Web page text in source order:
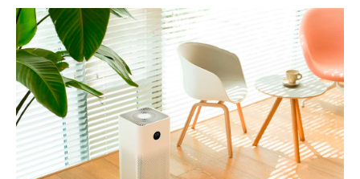
Добавляйте товары
в корзину
Оплачивайте сегодня только
25
% картой любого банка